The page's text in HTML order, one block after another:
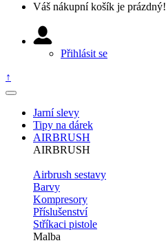
Váš nákupní košík je prázdný!
Přihlásit se
↑
Jarní slevy
Tipy na dárek
AIRBRUSH
AIRBRUSH
Airbrush sestavy
Barvy
Kompresory
Příslušenství
Stříkaci pistole
Malba